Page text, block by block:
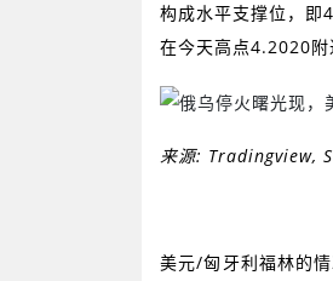
构成水平支撑位，即
在今天高点4.2020
来源: Tradingview,
美元/匈牙利福林的